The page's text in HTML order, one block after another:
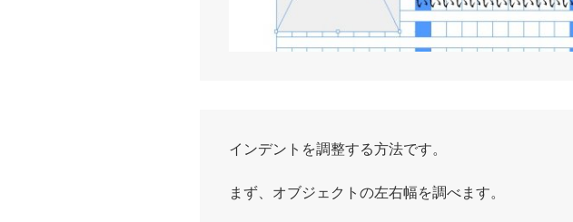
インデントを調整する方法です。
まず、オブジェクトの左右幅を調べます。